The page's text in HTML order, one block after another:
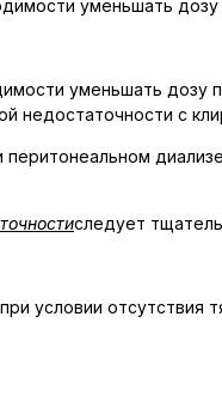
уменьшать дозу
уменьшать дозу
недостаточности с
следует
условии отсутствия